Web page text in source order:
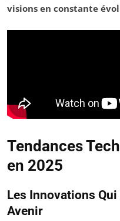
visions en constante
Tendances
en 2025
Les Innovations
Avenir